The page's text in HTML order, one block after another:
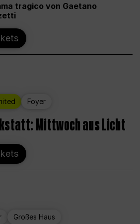
tragico von Gaetano
Foyer
Mittwoch aus Licht
Großes Haus